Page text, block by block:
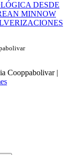
DESDE
MINNOW
Cooppabolivar |